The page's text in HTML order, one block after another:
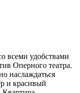
всеми удобствами
Оперного театра.
наслаждаться
и красивый